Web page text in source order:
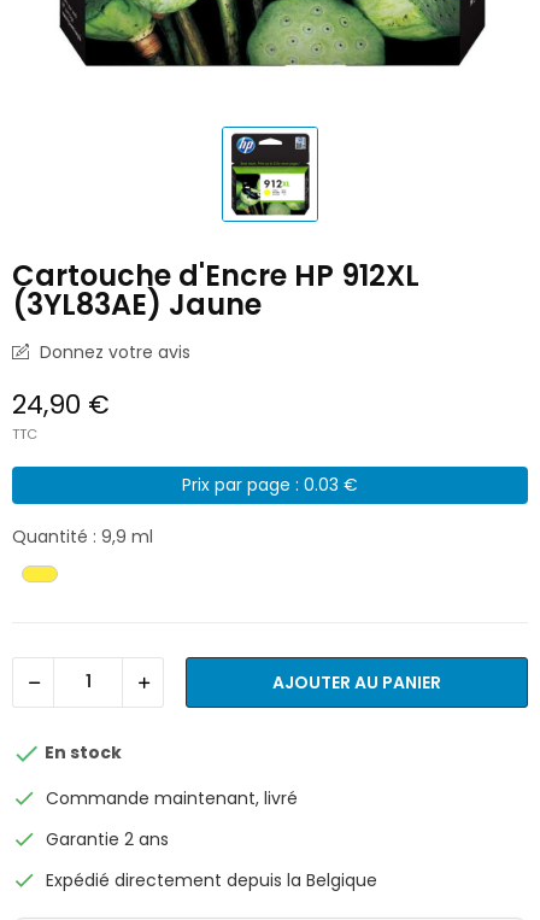
Cartouche d'Encre HP 912XL
(3YL83AE) Jaune
Donnez votre avis
24,90 €
TTC
Prix par page : 0.03 €
Quantité : 9,9 ml
AJOUTER AU PANIER
 En stock
check Commande maintenant, livré
check Garantie 2 ans
check Expédié directement depuis la Belgique